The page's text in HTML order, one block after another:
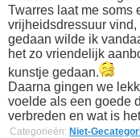
Twarres laat me soms
vrijheidsdressuur
gedaan wilde ik
het zo vriendelijk
kunstje gedaan.
Daarna gingen we
voelde als een goede
verbreden en wat is
Categorieën: Niet-